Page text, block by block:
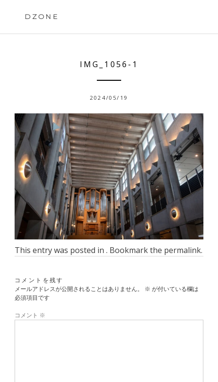
DZONE
IMG_1056-1
2024/05/19
This entry was posted in . Bookmark the permalink.
コメントを残す
メールアドレスが公開されることはありません。
※ が付いている欄は
必須項目です
コメント ※